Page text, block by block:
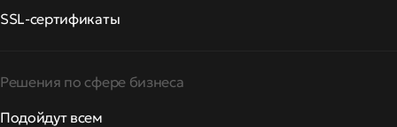
SSL-сертификаты
Решения по сфере бизнеса
Подойдут всем